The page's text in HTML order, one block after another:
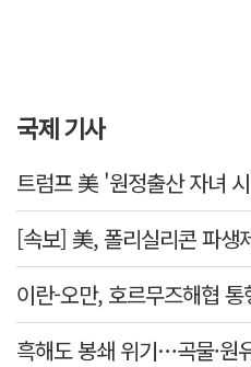
국제 기사
트럼프 美 '원정출산 자녀
흑해도 봉쇄 위기…곡물·원